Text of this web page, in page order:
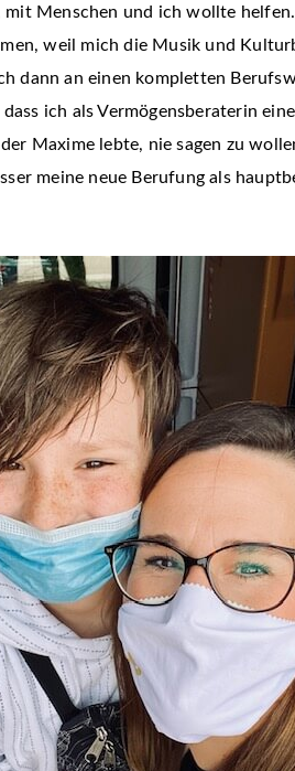
Menschen und ich wollte
weil mich die Musik und
dann an einen kompletten
ich als Vermögensberaterin
Maxime lebte, nie sagen zu
meine neue Berufung als